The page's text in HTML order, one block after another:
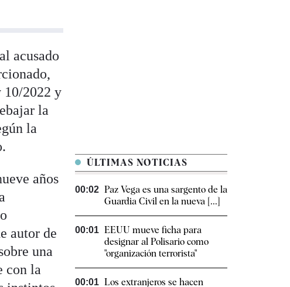
acusado
10/2022 y
la
la
años
autor de
una
con la
ÚLTIMAS NOTICIAS
00:02 Paz Vega es una sargento de la
Guardia Civil en la nueva [...]
00:01 EEUU mueve ficha para
designar al Polisario como
"organización terrorista"
00:01 Los extranjeros se hacen